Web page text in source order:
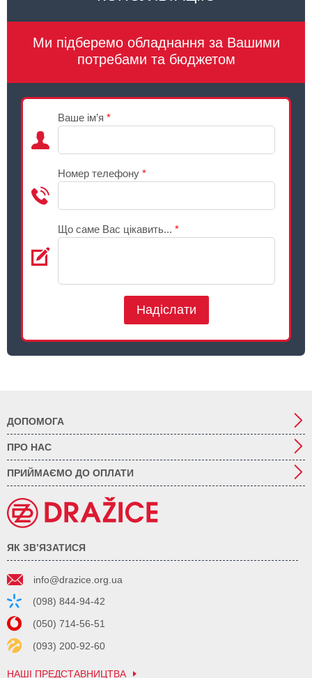
Ми підберемо обладнання за Вашими
потребами та бюджетом
Ваше ім’я *
Номер телефону *
Що саме Вас цікавить... *
Надіслати
ДОПОМОГА
ПРО НАС
ПРИЙМАЄМО ДО ОПЛАТИ
ЯК ЗВ’ЯЗАТИСЯ
info@drazice.org.ua
(098) 844-94-42
(050) 714-56-51
(093) 200-92-60
НАШІ ПРЕДСТАВНИЦТВА